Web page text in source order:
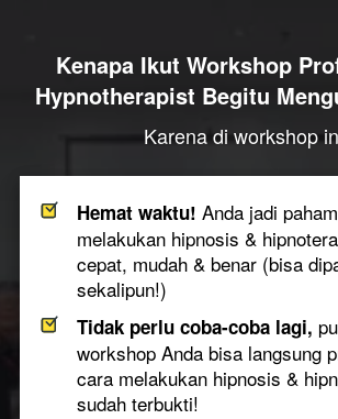
Kenapa Ikut Workshop
Hypnotherapist Begitu
Karena di workshop
Hemat waktu! Anda jadi
melakukan hipnosis &
cepat, mudah & benar (bisa
sekalipun!)
Tidak perlu coba-coba lagi,
workshop Anda bisa langsung
cara melakukan hipnosis &
sudah terbukti!